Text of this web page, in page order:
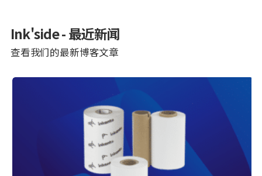
Ink'side - 最近新闻
查看我们的最新博客文章